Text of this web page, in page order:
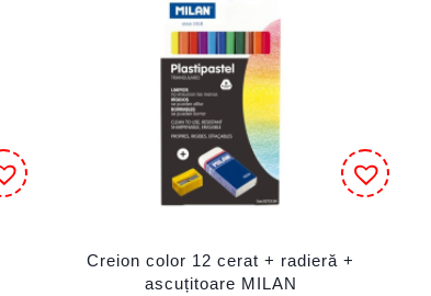
Creion color 12 cerat + radieră +
ascuțitoare MILAN